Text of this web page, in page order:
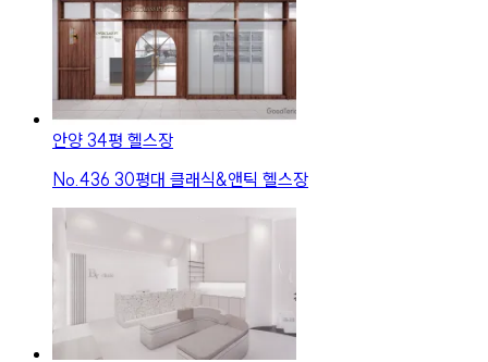
안양 34평 헬스장
No. 436 30평대 클래식&앤틱 헬스장